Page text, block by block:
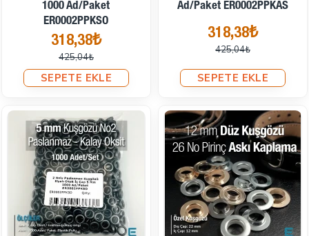
1000 Ad/Paket
ER0002PPKSO
318,38₺
425,04₺
SEPETE EKLE
Ad/Paket ER0002PPKAS
318,38₺
425,04₺
SEPETE EKLE